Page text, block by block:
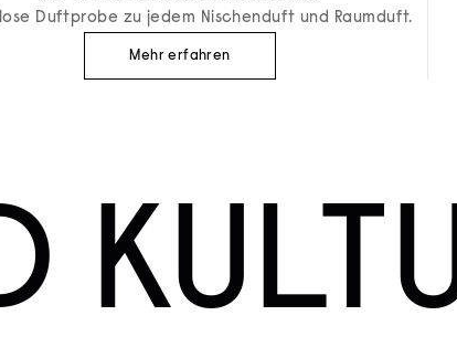
Duftprobe zu jedem Nischenduft und Raumduft.
Mehr erfahren